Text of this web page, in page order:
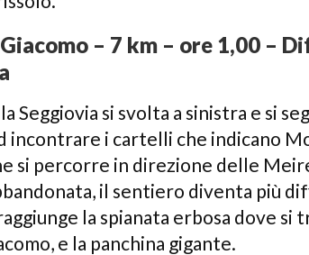
– 7 km – ore 1,00 –
Seggiovia si svolta a sinistra e si
incontrare i cartelli che indicano
si percorre in direzione delle
il sentiero diventa più
la spianata erbosa dove si
e la panchina gigante.